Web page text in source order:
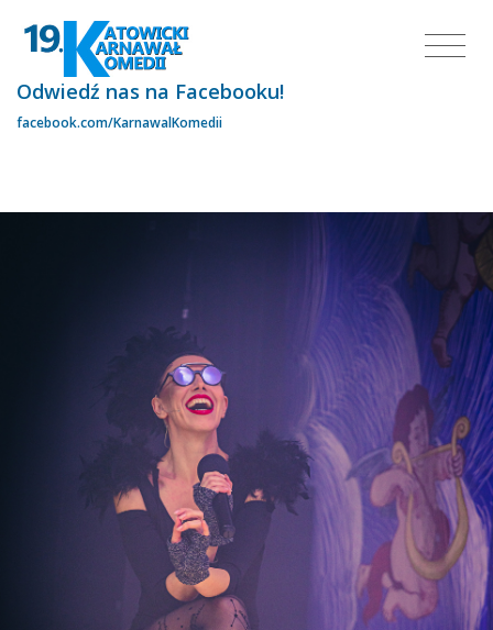
Odwiedź nas na Facebooku!
facebook.com/KarnawalKomedii